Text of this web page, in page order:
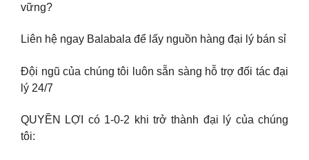
vững?
Liên hệ ngay Balabala để lấy nguồn hàng đại lý bán sỉ
Đội ngũ của chúng tôi luôn sẵn sàng hỗ trợ đối tác đại
lý 24/7
QUYỀN LỢI có 1-0-2 khi trở thành đại lý của chúng
tôi: